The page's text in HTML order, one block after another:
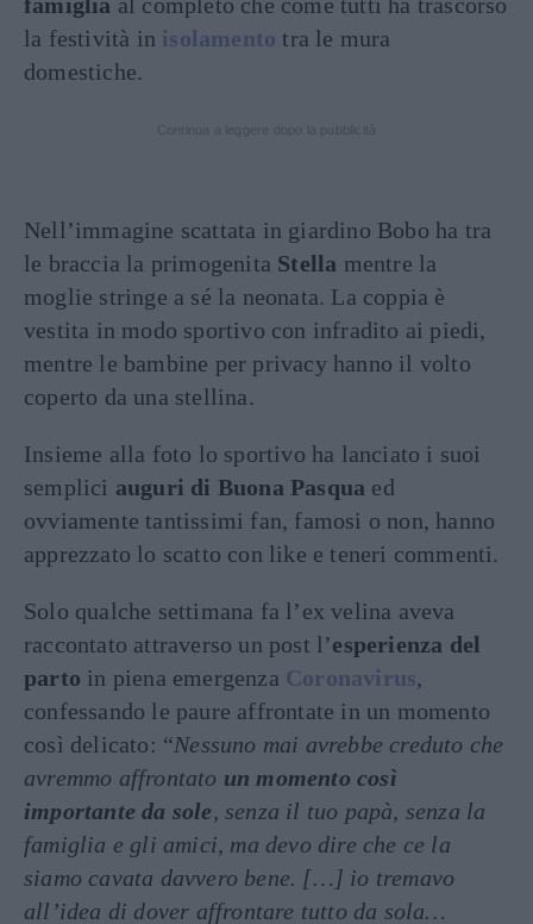
la festività in isolamento tra le mura
domestiche.
Nell’immagine scattata in giardino Bobo ha tra
le braccia la primogenita Stella mentre la
moglie stringe a sé la neonata. La coppia è
vestita in modo sportivo con infradito ai piedi,
mentre le bambine per privacy hanno il volto
coperto da una stellina.
Insieme alla foto lo sportivo ha lanciato i suoi
semplici auguri di Buona Pasqua ed
ovviamente tantissimi fan, famosi o non, hanno
apprezzato lo scatto con like e teneri commenti.
Solo qualche settimana fa l’ex velina aveva
raccontato attraverso un post l’esperienza del
parto in piena emergenza Coronavirus,
confessando le paure affrontate in un momento
così delicato: “Nessuno mai avrebbe creduto che
avremmo affrontato un momento così
importante da sole, senza il tuo papà, senza la
famiglia e gli amici, ma devo dire che ce la
siamo cavata davvero bene. […] io tremavo
all’idea di dover affrontare tutto da sola…